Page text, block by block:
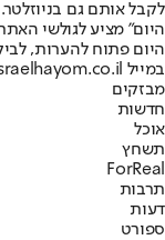
לקבל אותם גם
היום" מציע לגולשי
היום פתוח להערות,
במייל hayom@israelhayom.co.il.
מבזקים
חדשות
אוכל
תשחץ
ForReal
תרבות
דעות
ספורט